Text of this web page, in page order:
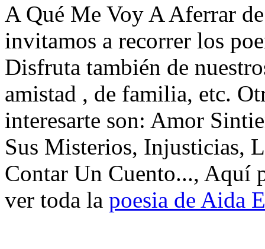
A Qué Me Voy A Aferrar
invitamos a recorrer los
Disfruta también de
amistad , de familia, etc.
interesarte son: Amor
Sus Misterios, Injusticias,
Contar Un Cuento..., Aquí
ver toda la poesia de Aida